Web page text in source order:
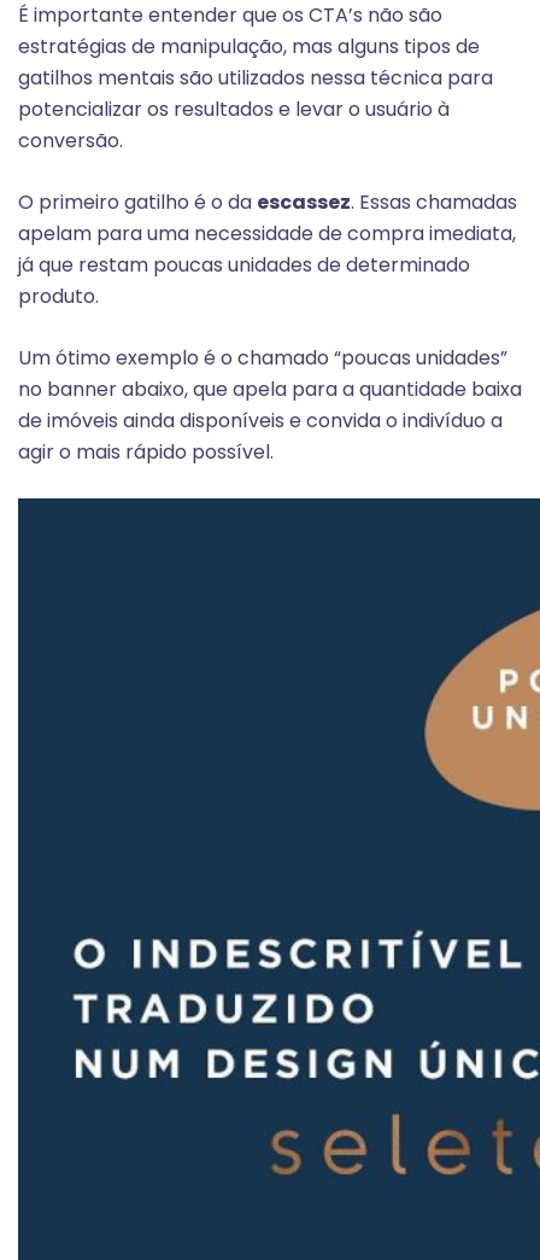
É importante entender que os CTA’s não são
estratégias de manipulação, mas alguns tipos de
gatilhos mentais são utilizados nessa técnica para
potencializar os resultados e levar o usuário à
conversão.
O primeiro gatilho é o da escassez. Essas chamadas
apelam para uma necessidade de compra imediata,
já que restam poucas unidades de determinado
produto.
Um ótimo exemplo é o chamado “poucas unidades”
no banner abaixo, que apela para a quantidade baixa
de imóveis ainda disponíveis e convida o indivíduo a
agir o mais rápido possível.